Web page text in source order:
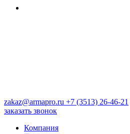
zakaz@armapro.ru +7 (3513) 26-46-21
заказать звонок
Компания